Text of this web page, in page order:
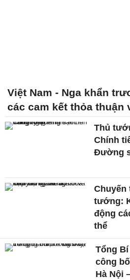
Việt Nam - Nga khẩn
các cam kết thỏa thuận
Thủ
Chính
Đường
Chuyến
tướng:
động
thể
Tổng
công
Hà Nội